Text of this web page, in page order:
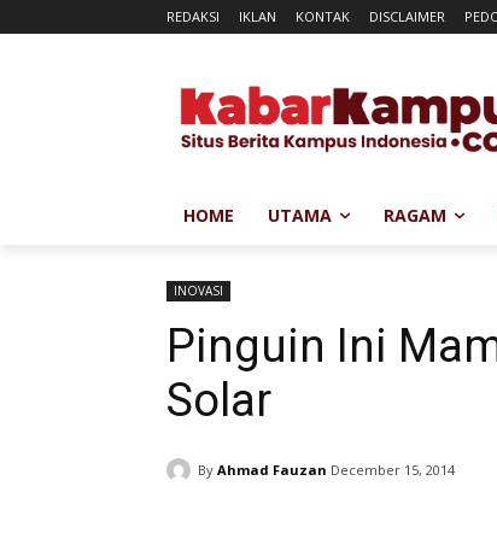
REDAKSI IKLAN KONTAK DISCLAIMER
HOME UTAMA RAGAM
INOVASI
Pinguin Ini
Solar
By Ahmad Fauzan December 15, 2014